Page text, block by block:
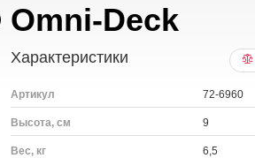
Deck
Характеристики
Артикул 72-6960
Высота, см 9
Вес, кг 6,5